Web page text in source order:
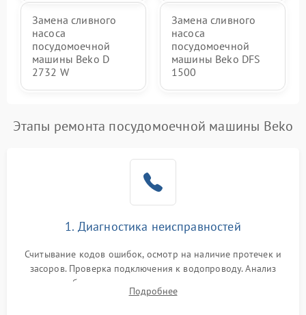
Замена сливного
насоса
посудомоечной
машины Beko D
2732 W
Замена сливного
насоса
посудомоечной
машины Beko DFS
1500
Этапы ремонта посудомоечной машины Beko
1. Диагностика неисправностей
Считывание кодов ошибок, осмотр на наличие протечек и
засоров. Проверка подключения к водопроводу. Анализ
жалоб на отсутствие слива, нагрева, вращения
разбрызгивателей или срабатывание системы защиты
Подробнее